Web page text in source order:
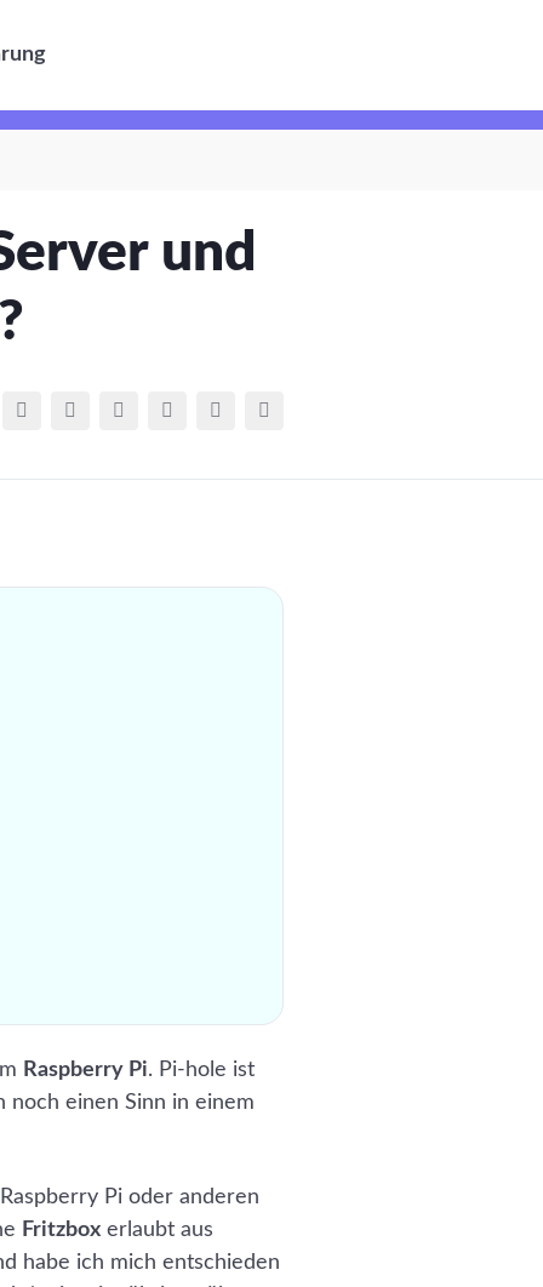
und
Raspberry Pi. Pi-hole ist
noch einen Sinn in einem
Pi oder anderen
Fritzboxerlaubt aus
habe ich mich entschieden